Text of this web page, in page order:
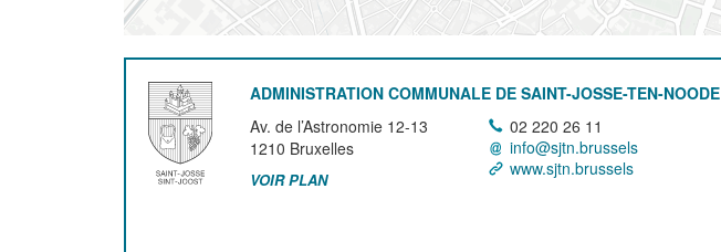
ADMINISTRATION COMMUNALE DE SAINT-JOSSE-TEN-NOODE
Av. de l’Astronomie 12-13
1210 Bruxelles
VOIR PLAN
02 220 26 11
info@sjtn.brussels
www.sjtn.brussels